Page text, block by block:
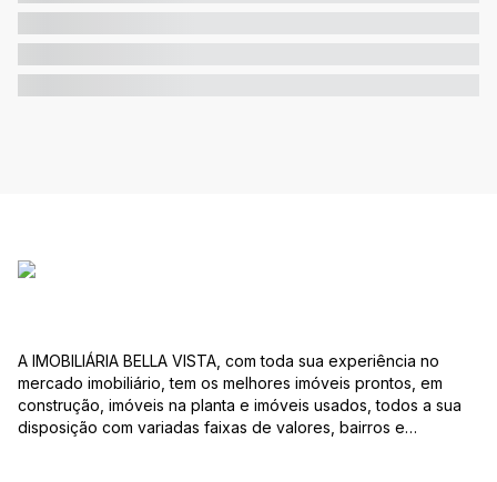
A IMOBILIÁRIA BELLA VISTA, com toda sua experiência no
mercado imobiliário, tem os melhores imóveis prontos, em
construção, imóveis na planta e imóveis usados, todos a sua
disposição com variadas faixas de valores, bairros e